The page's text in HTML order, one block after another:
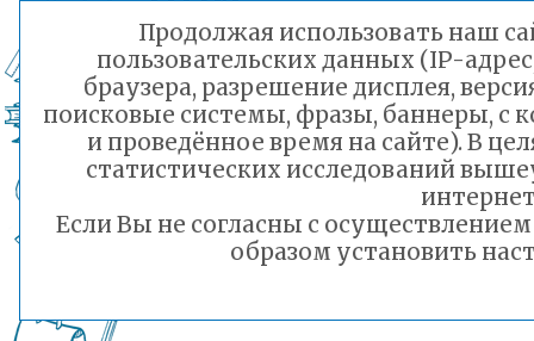
конкурсе
«Московское
созвездие».
Впечатления
Продолжая использовать наш
пользовательских данных (IP-
браузера, разрешение дисплея,
поисковые системы, фразы, баннеры, с
и проведённое время на сайте). В
статистических исследований
Если Вы не согласны с
образом установить